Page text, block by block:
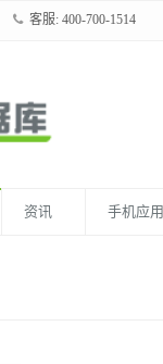
客服: 400-700-1514
资讯 手机应用